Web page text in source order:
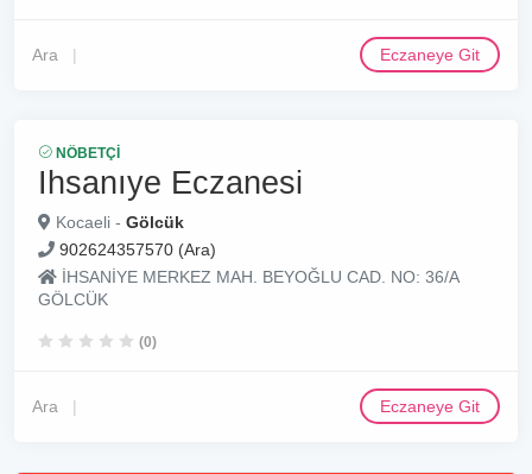
Ara Eczaneye Git
NÖBETÇI
Ihsanıye Eczanesi
Kocaeli - Gölcük
902624357570 (Ara)
İHSANİYE MERKEZ MAH. BEYOĞLU CAD. NO: 36/A
GÖLCÜK
(0)
Ara Eczaneye Git